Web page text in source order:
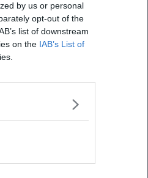
by us or personal
opt-out of the
list of downstream
on the IAB’s List of
).
e